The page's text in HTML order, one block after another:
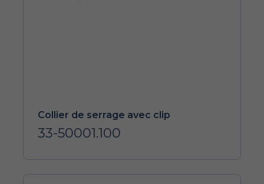
Collier de serrage avec clip
33-50001.100